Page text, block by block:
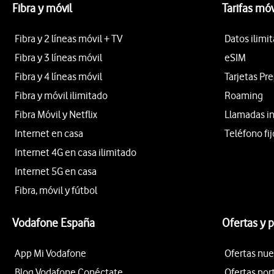
Fibra y móvil
Fibra y 2 líneas móvil + TV
Fibra y 3 líneas móvil
Fibra y 4 líneas móvil
Fibra y móvil ilimitado
Fibra Móvil y Netflix
Internet en casa
Internet 4G en casa ilimitado
Internet 5G en casa
Fibra, móvil y fútbol
Tarifas
Datos
eSIM
Tarjetas
Roaming
Llamadas
Teléfono
Vodafone España
App Mi Vodafone
Ofertas y
Ofertas